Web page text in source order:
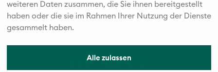
weiteren Daten zusammen, die Sie ihnen bereitgestellt
haben oder die sie im Rahmen Ihrer Nutzung der Dienste
gesammelt haben.
Alle zulassen